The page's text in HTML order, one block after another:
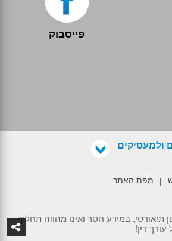
פייסבוק
ולמעסיקים
| מפת האתר
תיאורטי, במידע חסר ואינו מהווה תחליף
דין!